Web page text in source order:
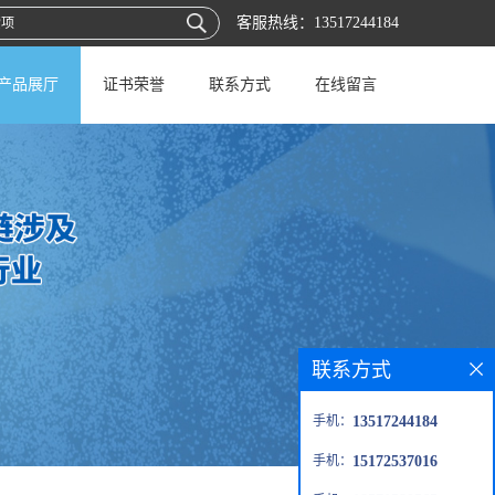
客服热线： 13517244184
品展厅 证书荣誉 联系方式 在线留言
联系方式
手机： 13517244184
手机： 15172537016